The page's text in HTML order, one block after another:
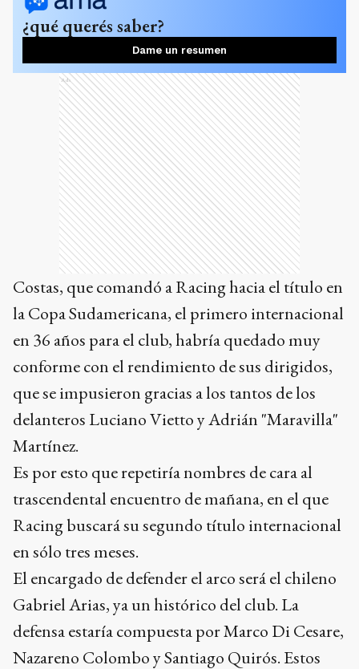
¿qué querés saber?
Dame un resumen
Ads
Costas, que comandó a Racing hacia el título en
la Copa Sudamericana, el primero internacional
en 36 años para el club, habría quedado muy
conforme con el rendimiento de sus dirigidos,
que se impusieron gracias a los tantos de los
delanteros Luciano Vietto y Adrián "Maravilla"
Martínez.
Es por esto que repetiría nombres de cara al
trascendental encuentro de mañana, en el que
Racing buscará su segundo título internacional
en sólo tres meses.
El encargado de defender el arco será el chileno
Gabriel Arias, ya un histórico del club. La
defensa estaría compuesta por Marco Di Cesare,
Nazareno Colombo y Santiago Quirós. Estos